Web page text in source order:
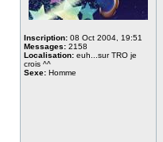
Inscription: 08 Oct 2004, 19:51
Messages: 2158
Localisation: euh...sur TRO je
crois ^^
Sexe: Homme